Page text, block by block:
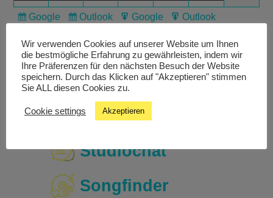
Subscribe
Google
Subscribe
Outlook
Export
Google
Export
Outlook
Livestream
Studiochat
Songfinder
Wir verwenden Cookies auf unserer Website um Ihnen
die bestmögliche Erfahrung zu gewährleisten, indem wir
Ihre Präferenzen für den nächsten Besuch der Website
speichern. Durch das Klicken auf "Akzeptieren" stimmen
Sie ALL diesen Cookies zu.
Cookie settings Akzeptieren